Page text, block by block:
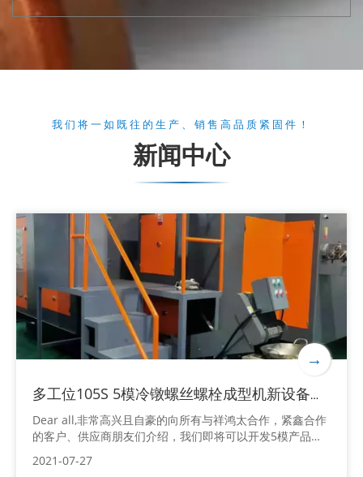
我们将一如既往的生产、销售高品质紧固件！
新闻中心
→
多工位105S 5模冷镦螺丝螺栓成型机新设备到厂
Dear all,非常高兴且自豪的向所有与祥鸿太合作，紧鑫合作
的客户、供应商朋友们介绍，我们即将可以开发5模产品，
第一次的样品生产流程。这对于我们来说是一小步的成长与
2021-07-27